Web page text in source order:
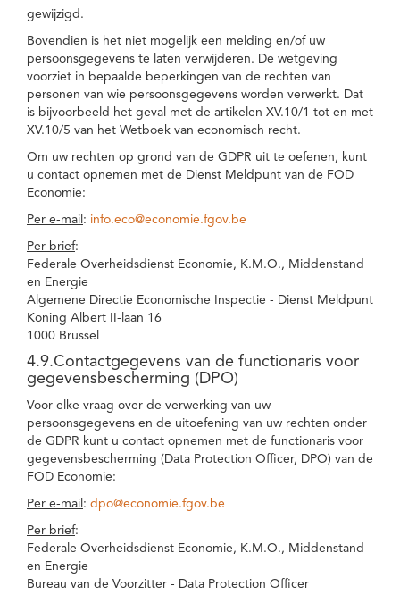
gewijzigd.
Bovendien is het niet mogelijk een melding en/of uw
persoonsgegevens te laten verwijderen. De wetgeving
voorziet in bepaalde beperkingen van de rechten van
personen van wie persoonsgegevens worden verwerkt. Dat
is bijvoorbeeld het geval met de artikelen XV.10/1 tot en met
XV.10/5 van het Wetboek van economisch recht.
Om uw rechten op grond van de GDPR uit te oefenen, kunt
u contact opnemen met de Dienst Meldpunt van de FOD
Economie:
Per e-mail : info.eco@economie.fgov.be
Per brief:
Federale Overheidsdienst Economie, K.M.O., Middenstand
en Energie
Algemene Directie Economische Inspectie - Dienst Meldpunt
Koning Albert II-laan 16
1000 Brussel
4.9.Contactgegevens van de functionaris voor
gegevensbescherming (DPO)
Voor elke vraag over de verwerking van uw
persoonsgegevens en de uitoefening van uw rechten onder
de GDPR kunt u contact opnemen met de functionaris voor
gegevensbescherming (Data Protection Officer, DPO) van de
FOD Economie:
Per e-mail : dpo@economie.fgov.be
Per brief:
Federale Overheidsdienst Economie, K.M.O., Middenstand
en Energie
Bureau van de Voorzitter - Data Protection Officer